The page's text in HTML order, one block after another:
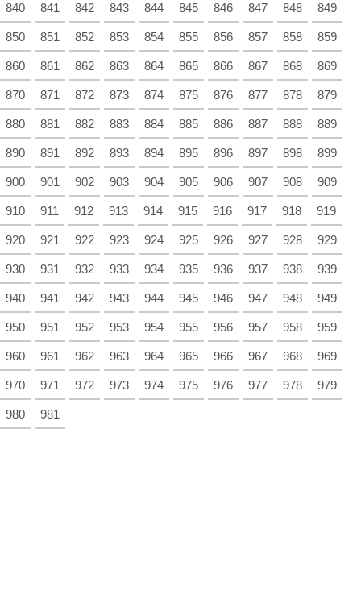
840 841 842 843 844 845 846 847 848 849
850 851 852 853 854 855 856 857 858 859
860 861 862 863 864 865 866 867 868 869
870 871 872 873 874 875 876 877 878 879
880 881 882 883 884 885 886 887 888 889
890 891 892 893 894 895 896 897 898 899
900 901 902 903 904 905 906 907 908 909
910 911 912 913 914 915 916 917 918 919
920 921 922 923 924 925 926 927 928 929
930 931 932 933 934 935 936 937 938 939
940 941 942 943 944 945 946 947 948 949
950 951 952 953 954 955 956 957 958 959
960 961 962 963 964 965 966 967 968 969
970 971 972 973 974 975 976 977 978 979
980 981